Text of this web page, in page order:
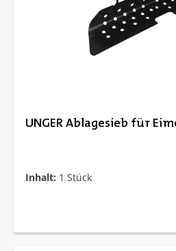
UNGER Ablagesieb für
Inhalt: 1 Stück